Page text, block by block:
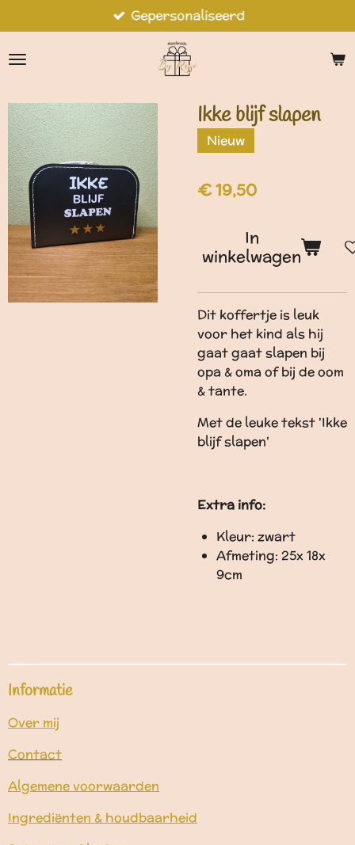
direct
naar
Gepersonaliseerd
Ikke blijf slapen
Nieuw
€ 19,50
In
winkelwagen
Dit koffertje is leuk
voor het kind als hij
gaat gaat slapen bij
opa & oma of bij de oom
& tante.
Met de leuke tekst 'Ikke
blijf slapen'
Extra info:
Kleur: zwart
Afmeting: 25x 18x
9cm
Informatie
Over mij
Contact
Algemene voorwaarden
Ingrediënten & houdbaarheid